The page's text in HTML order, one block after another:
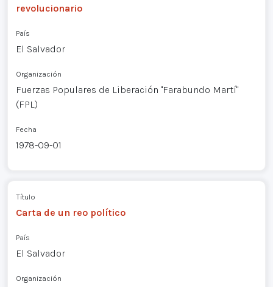
revolucionario
País
El Salvador
Organización
Fuerzas Populares de Liberación "Farabundo Martí"
(FPL)
Fecha
1978-09-01
Título
Carta de un reo político
País
El Salvador
Organización